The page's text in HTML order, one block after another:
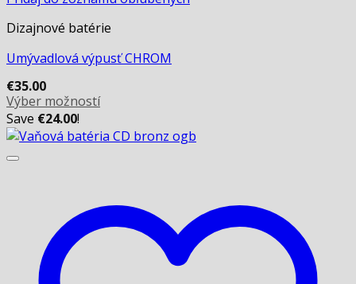
Dizajnové batérie
Umývadlová výpusť CHROM
€35.00
Výber možností
This
product
has
chosen
Save €24.00!